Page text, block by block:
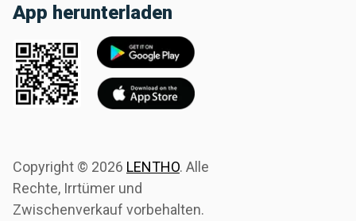
App herunterladen
Copyright © 2026 LENTHO. Alle
Rechte, Irrtümer und
Zwischenverkauf vorbehalten.